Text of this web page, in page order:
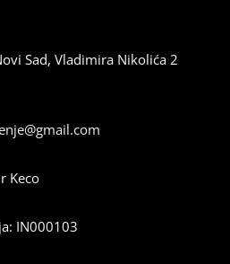
Sad, Vladimira Nikolića 2
Keco
IN000103